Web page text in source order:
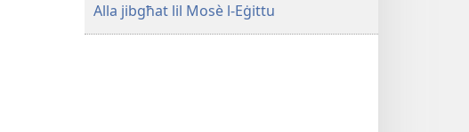
Alla jibgħat lil Mosè l-​Eġittu